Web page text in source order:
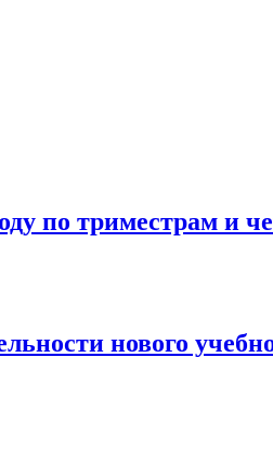
по триместрам и
нового